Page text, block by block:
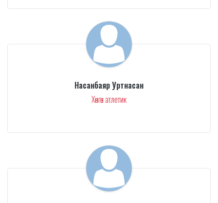
Насанбаяр Уртнасан
Хөнгөн атлетик